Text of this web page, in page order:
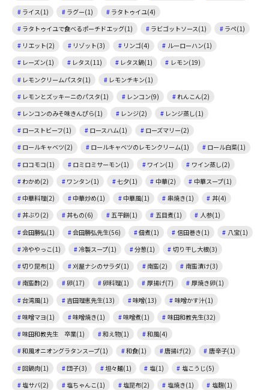
ライス(1)
ラグー(1)
ラタトゥイユ(4)
ラタトゥイユで食べるポーチドエッグ(1)
ラビゴットソース(1)
ラペ(1)
リエット(2)
リゾット(3) リンゴ(4)
ルーローハン(1)
レーズン(1)
レタス(11) レタス鍋(1)
レモン(19)
レモンクリームパスタ(1)
レモンチキン(1)
レモンとズッキーニのパスタ(1)
レンコン(9)
れんこん(2)
レンコンのみそ味きんぴら(1)
レンジ(2)
レンジ蒸し(1)
ローストビーフ(1)
ロースハム(1)
ローズマリー(2)
ロールキャベツ(2)
ロールキャベツのレモンクリーム(1)
ロール白菜(1)
ロコモコ(1)
ロミロミサーモン(1) ワイン(1)
ワイン蒸し(2)
わかめ(2)
ワンタン(1) 七夕(1) 中華(2)
中華スープ(1)
中華料理(2)
中華炒め(1) 中華風(1) 串焼き(1)
丼(4)
丼ぶり(2)
丼もの(6) 五平餅(1) 五目煮(1)
人参(1)
会田勝弘(1)
会田勝弘先生(56) 佃煮(1) 信田巻き(1)
八宝(1)
冷ややっこ(1)
冷製スープ(1) 分葱(1)
切り干し大根(3)
切り昆布(1)
刈屋ナシのサラダ(1) 南蛮(2)
南蛮漬け(3)
南蛮酢(2)
卵(17) 卵料理(1) 厚揚げ(7)
厚焼き卵(1)
台湾風(1)
吉田理恵先生(13) 味噌(13)
味噌かす汁(1)
味噌マヨ(1)
味噌焼き(1) 味噌煮(1)
味田和教先生(32)
味田和教先生 卒業(1)
和え物(1)
和風(4)
和風オニオングラタンスープ(1)
和食(1) 唐揚げ(2)
唐辛子(1)
回鍋肉(1)
団子(3) 坦々麺(1) 塩(1)
塩こうじ(5)
塩サバ(2)
塩ちゃんこ(1) 塩昆布(2) 塩焼き(1)
塩麴(1)